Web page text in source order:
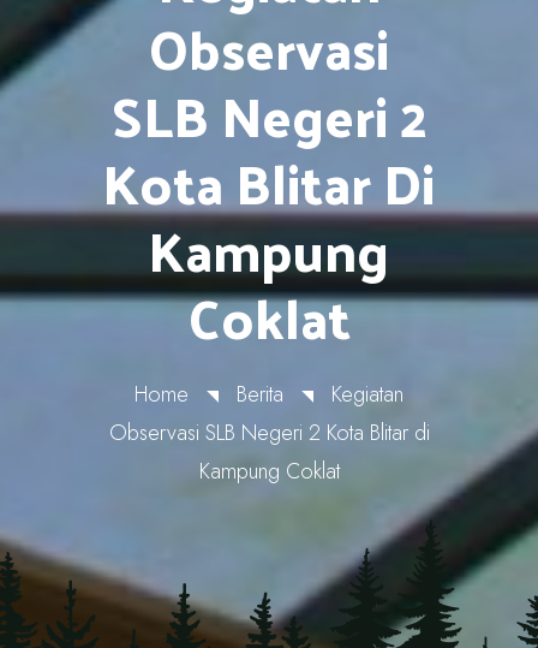
Observasi
SLB Negeri 2
Kota Blitar Di
Kampung
Coklat
Home Berita
Kegiatan
Observasi SLB Negeri 2 Kota Blitar di
Kampung Coklat